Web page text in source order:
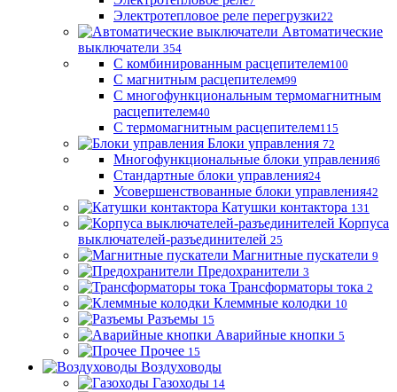
Электротепловое реле перегрузки22
Автоматические
выключатели 354
С комбинированным расцепителем100
С магнитным расцепителем99
С многофункциональным термомагнитным
расцепителем40
С термомагнитным расцепителем115
Блоки управления 72
Многофункциональные блоки управления6
Стандартные блоки управления24
Усовершенствованные блоки управления42
Катушки контактора 131
Корпуса
выключателей-разъединителей 25
Магнитные пускатели 9
Предохранители 3
Трансформаторы тока 2
Клеммные колодки 10
Разъемы 15
Аварийные кнопки 5
Прочее 15
Воздуховоды
Газоходы 14